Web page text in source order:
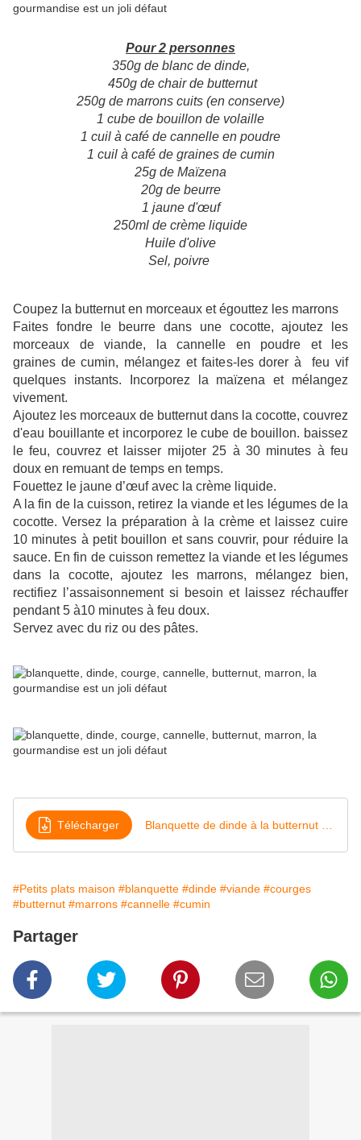
Pour 2 personnes
350g de blanc de dinde,
450g de chair de butternut
250g de marrons cuits (en conserve)
1 cube de bouillon de volaille
1 cuil à café de cannelle en poudre
1 cuil à café de graines de cumin
25g de Maïzena
20g de beurre
1 jaune d'œuf
250ml de crème liquide
Huile d'olive
Sel, poivre
Coupez la butternut en morceaux et égouttez les marrons
Faites fondre le beurre dans une cocotte, ajoutez les
morceaux de viande, la cannelle en poudre et les
graines de cumin, mélangez et faites-les dorer à feu vif
quelques instants. Incorporez la maïzena et mélangez
vivement.
Ajoutez les morceaux de butternut dans la cocotte, couvrez
d'eau bouillante et incorporez le cube de bouillon. baissez
le feu, couvrez et laisser mijoter 25 à 30 minutes à feu
doux en remuant de temps en temps.
Fouettez le jaune d’œuf avec la crème liquide.
A la fin de la cuisson, retirez la viande et les légumes de la
cocotte. Versez la préparation à la crème et laissez cuire
10 minutes à petit bouillon et sans couvrir, pour réduire la
sauce. En fin de cuisson remettez la viande et les légumes
dans la cocotte, ajoutez les marrons, mélangez bien,
rectifiez l’assaisonnement si besoin et laissez réchauffer
pendant 5 à10 minutes à feu doux.
Servez avec du riz ou des pâtes.
Télécharger
#Petits plats maison #blanquette #dinde #viande #courges
#butternut #marrons #cannelle #cumin
Partager